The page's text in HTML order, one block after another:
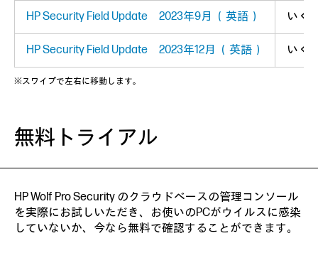
HP Security Field Update 2023年9月 （英語） いく
HP Security Field Update 2023年12月 （英語） いく
※スワイプで左右に移動します。
無料トライアル
HP Wolf Pro Security のクラウドベースの管理コンソール
を実際にお試しいただき、お使いのPCがウイルスに感染
していないか、今なら無料で確認することができます。